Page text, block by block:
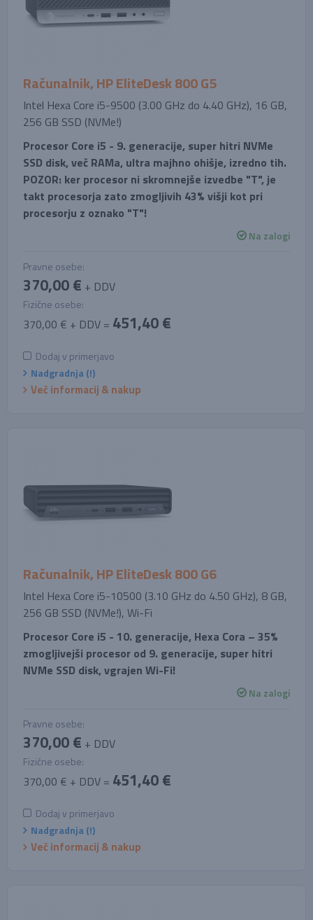
Računalnik, HP EliteDesk 800 G5
Intel Hexa Core i5-9500 (3.00 GHz do 4.40 GHz), 16 GB,
256 GB SSD (NVMe!)
Procesor Core i5 - 9. generacije, super hitri NVMe
SSD disk, več RAMa, ultra majhno ohišje, izredno tih.
POZOR: ker procesor ni skromnejše izvedbe "T", je
takt procesorja zato zmogljivih 43% višji kot pri
procesorju z oznako "T"!
Na zalogi
Pravne osebe:
370,00 € + DDV
Fizične osebe:
370,00 € + DDV = 451,40 €
Dodaj v primerjavo
Nadgradnja (!)
Več informacij & nakup
Računalnik, HP EliteDesk 800 G6
Intel Hexa Core i5-10500 (3.10 GHz do 4.50 GHz), 8 GB,
256 GB SSD (NVMe!), Wi-Fi
Procesor Core i5 - 10. generacije, Hexa Cora – 35%
zmogljivejši procesor od 9. generacije, super hitri
NVMe SSD disk, vgrajen Wi-Fi!
Na zalogi
Pravne osebe:
370,00 € + DDV
Fizične osebe:
370,00 € + DDV = 451,40 €
Dodaj v primerjavo
Nadgradnja (!)
Več informacij & nakup